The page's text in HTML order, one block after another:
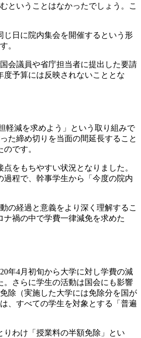
ということはなかったでしょう。こ
じ日に院内集会を開催するという形
。
会議員や省庁担当者に提出した要請
予算には反映されないこととな
軽減を求めよう」という取り組みで
た締め切りを当面の間延長すること
です。
をもちやすい状況となりました。
程で、幹事学生から「今度の院内
の経過と意義をより深く理解するこ
禍の中で学費一律減免を求めた
年4月初旬から大学に対し学費の減
さらに学生の活動は国会にも影響
除（実施した大学には免除分を国が
、すべての学生を対象とする「普遍
わけ「授業料の半額免除」とい